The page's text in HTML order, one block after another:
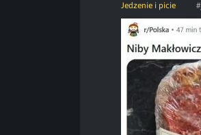
Jedzenie i picie